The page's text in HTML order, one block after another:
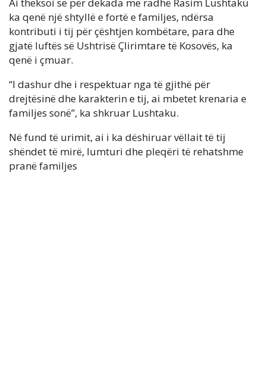
ka qenë një shtyllë e fortë e familjes, ndërsa
kontributi i tij për çështjen kombëtare, para dhe
gjatë luftës së Ushtrisë Çlirimtare të Kosovës, ka
qenë i çmuar.
“I dashur dhe i respektuar nga të gjithë për
drejtësinë dhe karakterin e tij, ai mbetet krenaria e
familjes sonë”, ka shkruar Lushtaku.
Në fund të urimit, ai i ka dëshiruar vëllait të tij
shëndet të mirë, lumturi dhe pleqëri të rehatshme
pranë familjes